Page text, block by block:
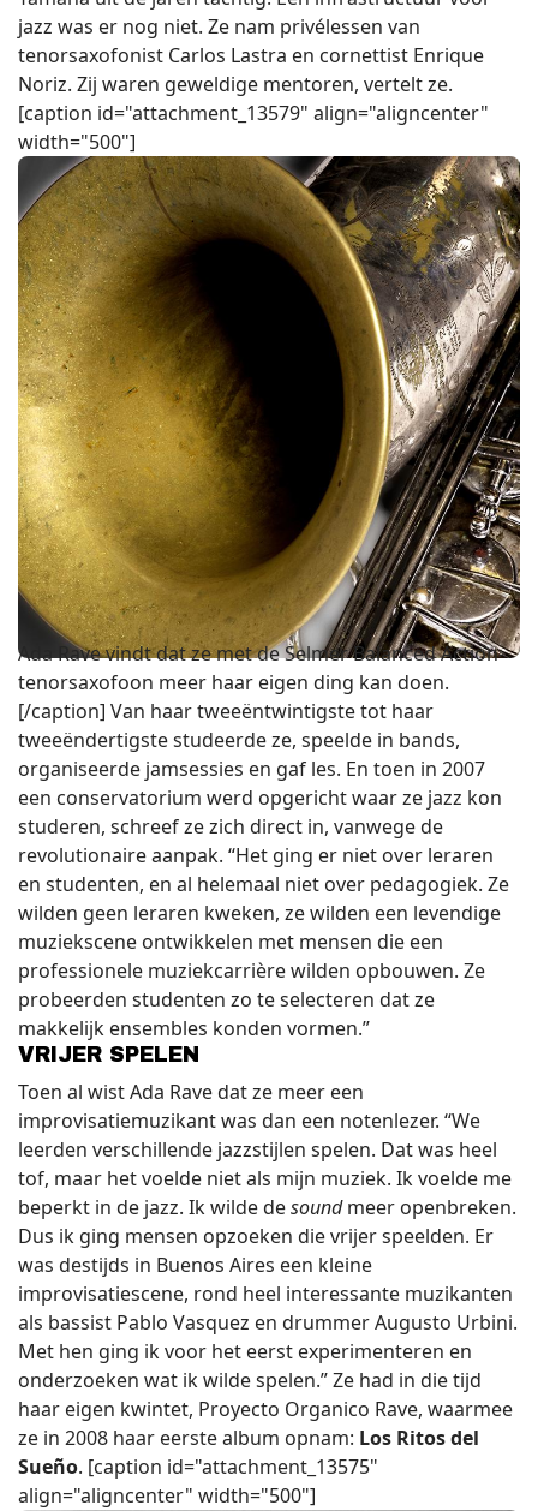
jazz was er nog niet. Ze nam privélessen van
tenorsaxofonist Carlos Lastra en cornettist Enrique
Noriz. Zij waren geweldige mentoren, vertelt ze.
[caption id="attachment_13579" align="aligncenter"
width="500"]
Ada Rave vindt dat ze met de Selmer Balanced Action-
tenorsaxofoon meer haar eigen ding kan doen.
[/caption] Van haar tweeëntwintigste tot haar
tweeëndertigste studeerde ze, speelde in bands,
organiseerde jamsessies en gaf les. En toen in 2007
een conservatorium werd opgericht waar ze jazz kon
studeren, schreef ze zich direct in, vanwege de
revolutionaire aanpak. “Het ging er niet over leraren
en studenten, en al helemaal niet over pedagogiek. Ze
wilden geen leraren kweken, ze wilden een levendige
muziekscene ontwikkelen met mensen die een
professionele muziekcarrière wilden opbouwen. Ze
probeerden studenten zo te selecteren dat ze
makkelijk ensembles konden vormen.”
VRIJER SPELEN
Toen al wist Ada Rave dat ze meer een
improvisatiemuzikant was dan een notenlezer. “We
leerden verschillende jazzstijlen spelen. Dat was heel
tof, maar het voelde niet als mijn muziek. Ik voelde me
beperkt in de jazz. Ik wilde desoundmeer openbreken.
Dus ik ging mensen opzoeken die vrijer speelden. Er
was destijds in Buenos Aires een kleine
improvisatiescene, rond heel interessante muzikanten
als bassist Pablo Vasquez en drummer Augusto Urbini.
Met hen ging ik voor het eerst experimenteren en
onderzoeken wat ik wilde spelen.” Ze had in die tijd
haar eigen kwintet, Proyecto Organico Rave, waarmee
ze in 2008 haar eerste album opnam: Los Ritos del
Sueño. [caption id="attachment_13575"
align="aligncenter" width="500"]